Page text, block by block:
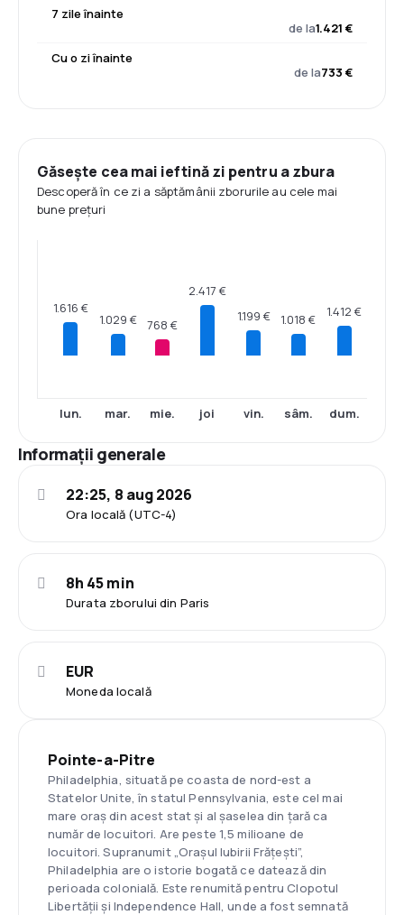
7 zile înainte
de la1.421 €
Cu o zi înainte
de la733 €
Găsește cea mai ieftină zi pentru a zbura
Descoperă în ce zi a săptămânii zborurile au cele mai
bune prețuri
1.616 €
lun.
1.029 €
mar.
768 €
mie.
2.417 €
joi
1.199 €
vin.
1.018 €
sâm.
1.412 €
dum.
Informații generale
Ora locală (UTC-4)
22:25, 8 aug 2026
Durata zborului din Paris
8h 45 min
Moneda locală
EUR
Pointe-a-Pitre
Philadelphia, situată pe coasta de nord-est a
Statelor Unite, în statul Pennsylvania, este cel mai
mare oraș din acest stat și al șaselea din țară ca
număr de locuitori. Are peste 1,5 milioane de
locuitori. Supranumit „Orașul Iubirii Frățești”,
Philadelphia are o istorie bogată ce datează din
perioada colonială. Este renumită pentru Clopotul
Libertății și Independence Hall, unde a fost semnată